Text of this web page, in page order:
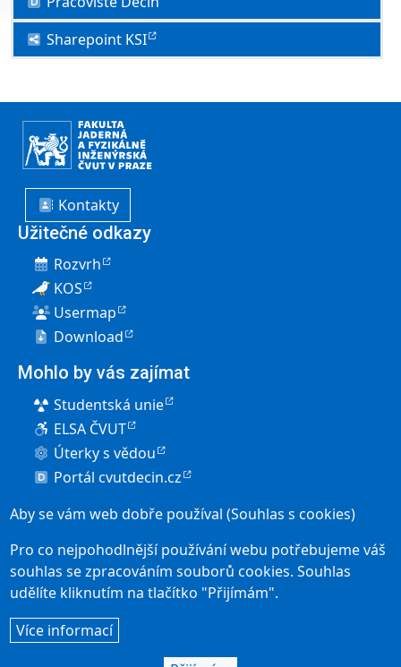
Sharepoint KSI
Kontakty
Užitečné odkazy
Rozvrh
KOS
Usermap
Download
Mohlo by vás zajímat
Studentská unie
ELSA ČVUT
Úterky s vědou
Portál cvutdecin.cz
Pro uchazeče
Elektronická přihláška
Přijímací řízení
Studium v Děčíně
User account menu
Přihlásit se
Aby se vám web dobře používal (Souhlas s cookies)
Pro co nejpohodlnější používání webu potřebujeme váš
souhlas se zpracováním souborů cookies. Souhlas
udělíte kliknutím na tlačítko "Přijímám".
Více informací